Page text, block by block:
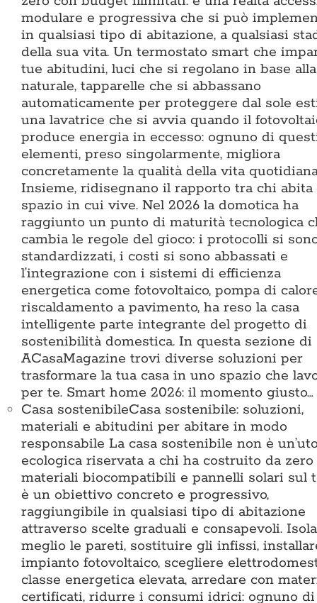
modulare e progressiva che si può
in qualsiasi tipo di abitazione, a qualsiasi
della sua vita. Un termostato smart che
tue abitudini, luci che si regolano in base
naturale, tapparelle che si abbassano
automaticamente per proteggere dal sole
una lavatrice che si avvia quando il
produce energia in eccesso: ognuno di
elementi, preso singolarmente, migliora
concretamente la qualità della vita
Insieme, ridisegnano il rapporto tra chi abita
spazio in cui vive. Nel 2026 la domotica ha
raggiunto un punto di maturità tecnologica
cambia le regole del gioco: i protocolli si
standardizzati, i costi si sono abbassati e
l’integrazione con i sistemi di efficienza
energetica come fotovoltaico, pompa di
riscaldamento a pavimento, ha reso la casa
intelligente parte integrante del progetto di
sostenibilità domestica. In questa sezione di
ACasaMagazine trovi diverse soluzioni per
trasformare la tua casa in uno spazio che
per te. Smart home 2026: il momento giusto…
Casa sostenibileCasa sostenibile: soluzioni,
materiali e abitudini per abitare in modo
responsabile La casa sostenibile non è
ecologica riservata a chi ha costruito da zero
materiali biocompatibili e pannelli solari sul
è un obiettivo concreto e progressivo,
raggiungibile in qualsiasi tipo di abitazione
attraverso scelte graduali e consapevoli.
meglio le pareti, sostituire gli infissi,
impianto fotovoltaico, scegliere
classe energetica elevata, arredare con
certificati, ridurre i consumi idrici: ognuno di